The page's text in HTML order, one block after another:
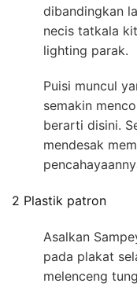
dibandingkan
necis tatkala
lighting parak.
Puisi muncul
semakin
berarti disini.
mendesak
2 Plastik patron
Asalkan
pada plakat
melenceng